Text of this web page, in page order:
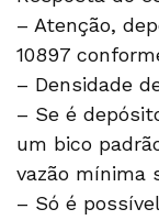
– Atenção,
10897
– Densidade
– Se é
um bico
vazão mínima
– Só é